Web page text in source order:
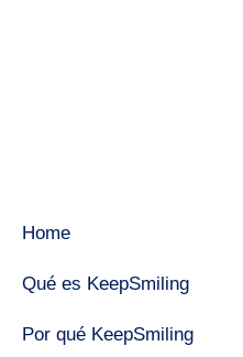
Home
Qué es KeepSmiling
Por qué KeepSmiling